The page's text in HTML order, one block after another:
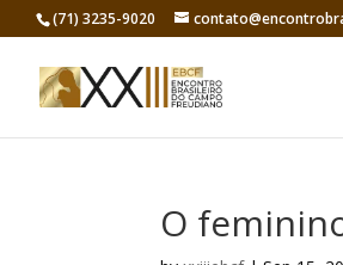
(71) 3235-9020
O